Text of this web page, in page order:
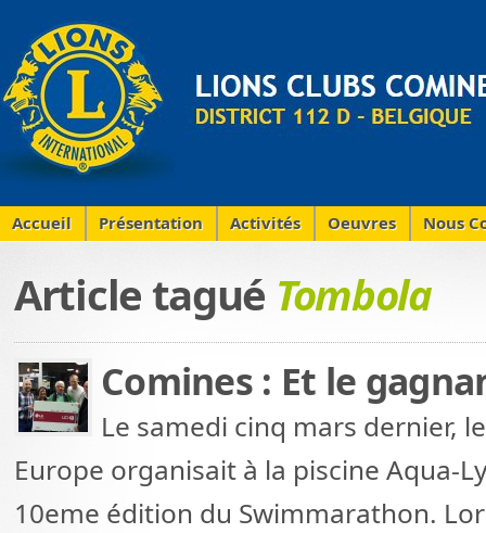
Accueil Présentation Activités Oeuvres Nous
Article tagué Tombola
Comines : Et le
Le samedi cinq mars dernier,
Europe organisait à la piscine Aqua-
10eme édition du Swimmarathon.